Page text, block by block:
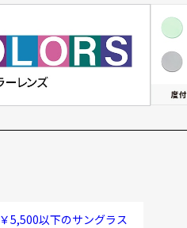
￥5,500以下のサングラス